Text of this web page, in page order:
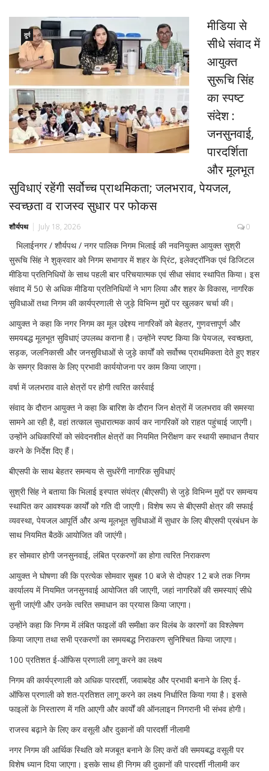
दुर्ग
मीडिया से
सीधे संवाद में
आयुक्त
सुरूचि सिंह
का स्पष्ट
संदेश :
जनसुनवाई,
पारदर्शिता
और मूलभूत
सुविधाएं रहेंगी सर्वोच्च प्राथमिकता; जलभराव, पेयजल,
स्वच्छता व राजस्व सुधार पर फोकस
शौर्यपथ July 18, 2026 0
भिलाईनगर / शौर्यपथ / नगर पालिक निगम भिलाई की नवनियुक्त आयुक्त सुश्री
सुरूचि सिंह ने शुक्रवार को निगम सभागार में शहर के प्रिंट, इलेक्ट्रॉनिक एवं डिजिटल
मीडिया प्रतिनिधियों के साथ पहली बार परिचयात्मक एवं सीधा संवाद स्थापित किया। इस
संवाद में 50 से अधिक मीडिया प्रतिनिधियों ने भाग लिया और शहर के विकास, नागरिक
सुविधाओं तथा निगम की कार्यप्रणाली से जुड़े विभिन्न मुद्दों पर खुलकर चर्चा की।
आयुक्त ने कहा कि नगर निगम का मूल उद्देश्य नागरिकों को बेहतर, गुणवत्तापूर्ण और
समयबद्ध मूलभूत सुविधाएं उपलब्ध कराना है। उन्होंने स्पष्ट किया कि पेयजल, स्वच्छता,
सड़क, जलनिकासी और जनसुविधाओं से जुड़े कार्यों को सर्वोच्च प्राथमिकता देते हुए शहर
के समग्र विकास के लिए प्रभावी कार्ययोजना पर काम किया जाएगा।
वर्षा में जलभराव वाले क्षेत्रों पर होगी त्वरित कार्रवाई
संवाद के दौरान आयुक्त ने कहा कि बारिश के दौरान जिन क्षेत्रों में जलभराव की समस्या
सामने आ रही है, वहां तत्काल सुधारात्मक कार्य कर नागरिकों को राहत पहुंचाई जाएगी।
उन्होंने अधिकारियों को संवेदनशील क्षेत्रों का नियमित निरीक्षण कर स्थायी समाधान तैयार
करने के निर्देश दिए हैं।
बीएसपी के साथ बेहतर समन्वय से सुधरेंगी नागरिक सुविधाएं
सुश्री सिंह ने बताया कि भिलाई इस्पात संयंत्र (बीएसपी) से जुड़े विभिन्न मुद्दों पर समन्वय
स्थापित कर आवश्यक कार्यों को गति दी जाएगी। विशेष रूप से बीएसपी क्षेत्र की सफाई
व्यवस्था, पेयजल आपूर्ति और अन्य मूलभूत सुविधाओं में सुधार के लिए बीएसपी प्रबंधन के
साथ नियमित बैठकें आयोजित की जाएंगी।
हर सोमवार होगी जनसुनवाई, लंबित प्रकरणों का होगा त्वरित निराकरण
आयुक्त ने घोषणा की कि प्रत्येक सोमवार सुबह 10 बजे से दोपहर 12 बजे तक निगम
कार्यालय में नियमित जनसुनवाई आयोजित की जाएगी, जहां नागरिकों की समस्याएं सीधे
सुनी जाएंगी और उनके त्वरित समाधान का प्रयास किया जाएगा।
उन्होंने कहा कि निगम में लंबित फाइलों की समीक्षा कर विलंब के कारणों का विश्लेषण
किया जाएगा तथा सभी प्रकरणों का समयबद्ध निराकरण सुनिश्चित किया जाएगा।
100 प्रतिशत ई-ऑफिस प्रणाली लागू करने का लक्ष्य
निगम की कार्यप्रणाली को अधिक पारदर्शी, जवाबदेह और प्रभावी बनाने के लिए ई-
ऑफिस प्रणाली को शत-प्रतिशत लागू करने का लक्ष्य निर्धारित किया गया है। इससे
फाइलों के निस्तारण में गति आएगी और कार्यों की ऑनलाइन निगरानी भी संभव होगी।
राजस्व बढ़ाने के लिए कर वसूली और दुकानों की पारदर्शी नीलामी
नगर निगम की आर्थिक स्थिति को मजबूत बनाने के लिए करों की समयबद्ध वसूली पर
विशेष ध्यान दिया जाएगा। इसके साथ ही निगम की दुकानों की पारदर्शी नीलामी कर